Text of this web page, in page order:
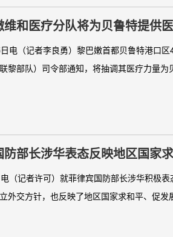
维和医疗分队将为贝鲁特提供
电（记者李良勇）黎巴嫩首都贝鲁特港口
黎部队）司令部通知，将抽调其医疗力量
部长涉华表态反映地区国家
（记者许可）就菲律宾国防部长涉华积极
外交方针，也反映了地区国家求和平、促